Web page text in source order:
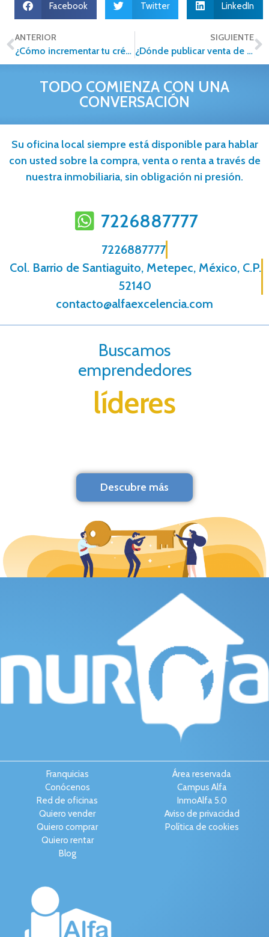
Facebook Twitter LinkedIn
ANTERIOR
¿Cómo incrementar tu crédito Infonavit para comprar casa o terreno?
SIGUIENTE
¿Dónde publicar venta de casa? Los portales inmobiliarios que son tu mejor opción
TODO COMIENZA CON UNA
CONVERSACIÓN
Su oficina local siempre está disponible para hablar
con usted sobre la compra, venta o renta a través de
nuestra inmobiliaria, sin obligación ni presión.
7226887777
7226887777
Col. Barrio de Santiaguito, Metepec, México, C.P.
52140
contacto@alfaexcelencia.com
Buscamos
emprendedores
líderes
Descubre más
Franquicias
Conócenos
Red de oficinas
Quiero vender
Quiero comprar
Quiero rentar
Blog
Área reservada
Campus Alfa
InmoAlfa 5.0
Aviso de privacidad
Política de cookies